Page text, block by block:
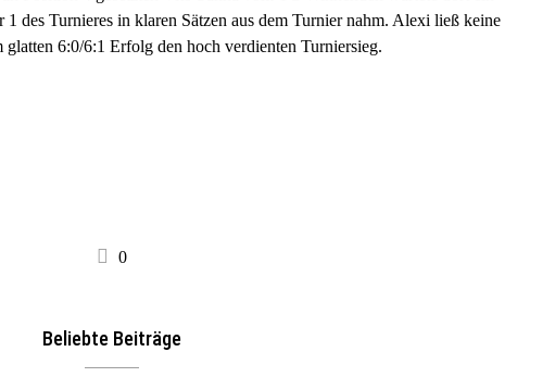
des Turnieres in klaren Sätzen aus dem Turnier nahm. Alexi ließ keine
6:0/6:1 Erfolg den hoch verdienten Turniersieg.
0
Beliebte Beiträge